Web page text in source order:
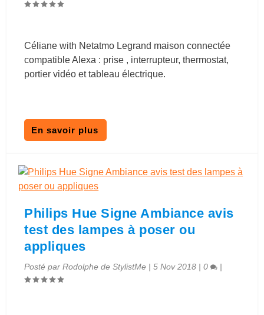
Céliane with Netatmo Legrand maison connectée
compatible Alexa : prise , interrupteur, thermostat,
portier vidéo et tableau électrique.
En savoir plus
Philips Hue Signe Ambiance avis
test des lampes à poser ou
appliques
Posté parRodolphe de StylistMe |5 Nov 2018 |0 |